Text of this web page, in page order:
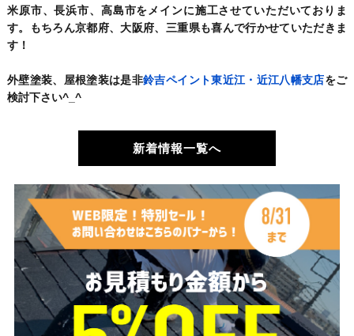
米原市、長浜市、高島市をメインに施工させていただいておりま
す。もちろん京都府、大阪府、三重県も喜んで行かせていただきま
す！
外壁塗装、屋根塗装は是非鈴吉ペイント東近江・近江八幡支店をご
検討下さい^_^
新着情報一覧へ